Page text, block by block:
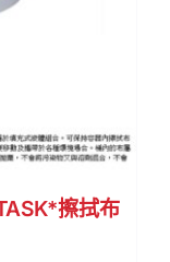
擦拭布